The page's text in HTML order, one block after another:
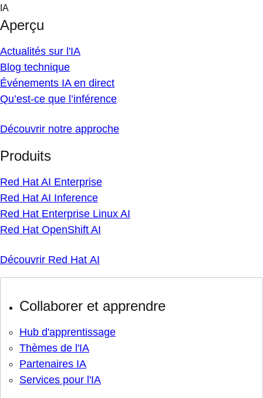
Skip
content
IA
Aperçu
Actualités sur l'IA
Blog technique
Événements IA en direct
Qu’est-ce que l’inférence
Découvrir notre approche
Produits
Red Hat AI Enterprise
Red Hat AI Inference
Red Hat Enterprise Linux AI
Red Hat OpenShift AI
Découvrir Red Hat AI
Collaborer et apprendre
Hub d'apprentissage
Thèmes de l'IA
Partenaires IA
Services pour l'IA